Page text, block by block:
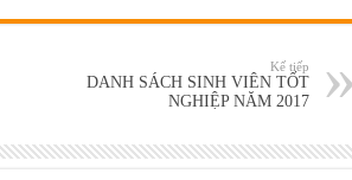
Kế tiếp
DANH SÁCH SINH VIÊN TỐT
NGHIỆP NĂM 2017